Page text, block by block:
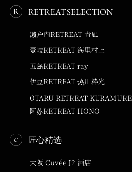
RETREAT SELECTION
濑户内RETREAT 青凪
壹岐RETREAT 海里村上
五岛RETREAT ray
伊豆RETREAT 热川粋光
OTARU RETREAT KURAMURE
阿苏RETREAT HONO
匠心精选
大阪 Cuvée J2 酒店